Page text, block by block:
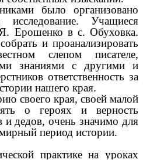
было организовано
исследование. Учащиеся
Ерошенко в с. Обуховка.
и проанализировать
слепом писателе,
знаниями с другими и
ответственность за
нашего края.
своего края, своей малой
о героях и верность
дедов, очень значимо для
период истории.
практике на уроках